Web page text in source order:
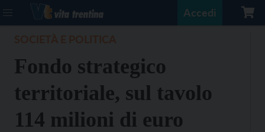
Accedi
Fondo strategico
territoriale, sul tavolo
114 milioni di euro